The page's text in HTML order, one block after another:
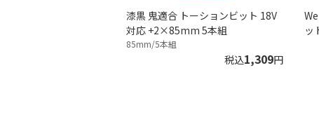
漆黒 鬼適合 トーションビット 18V
対応 +2×85mm 5本組
85mm/5本組
税込1,309円
ッ